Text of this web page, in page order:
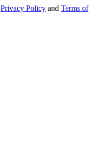
Privacy Policy and Terms of